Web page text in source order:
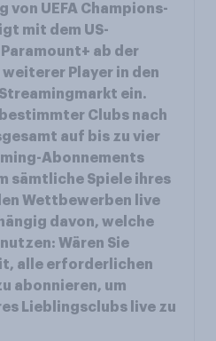
von UEFA Champions-
mit dem US-
ab der
Player in den
ein.
Clubs nach
auf bis zu vier
Abonnements
sämtliche Spiele ihres
Wettbewerben live
davon, welche
Wären Sie
alle erforderlichen
abonnieren, um
Lieblingsclubs live zu